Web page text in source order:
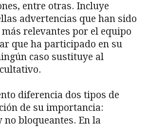
entre otras. Incluye
advertencias que han sido
relevantes por el equipo
que ha participado en su
caso sustituye al
diferencia dos tipos de
de su importancia:
no bloqueantes. En la